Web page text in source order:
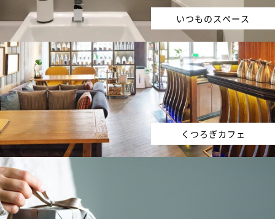
いつものスペース
くつろぎカフェ